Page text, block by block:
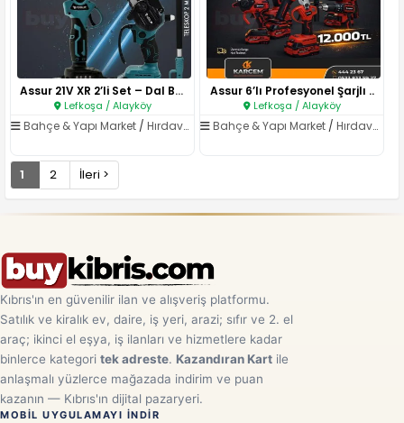
Assur 21V XR 2’li Set – Dal Bu..
Lefkoşa / Alayköy
Bahçe & Yapı Market / Hırdavat & El Aletleri
Assur 6’lı Profesyonel Şarjlı ..
Lefkoşa / Alayköy
Bahçe & Yapı Market /Hırdavat & El Aletleri
1 2 İleri >
Kıbrıs'ın en güvenilir ilan ve alışveriş platformu.
Satılık ve kiralık ev, daire, iş yeri, arazi; sıfır ve 2. el
araç; ikinci el eşya, iş ilanları ve hizmetlere kadar
binlerce kategori tek adreste. Kazandıran Kart ile
anlaşmalı yüzlerce mağazada indirim ve puan
kazanın — Kıbrıs'ın dijital pazaryeri.
MOBIL UYGULAMAYI INDIR